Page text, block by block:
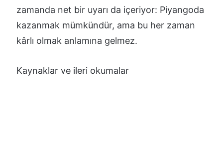
zamanda net bir uyarı da içeriyor: Piyangoda
kazanmak mümkündür, ama bu her zaman
kârlı olmak anlamına gelmez.
Kaynaklar ve ileri okumalar